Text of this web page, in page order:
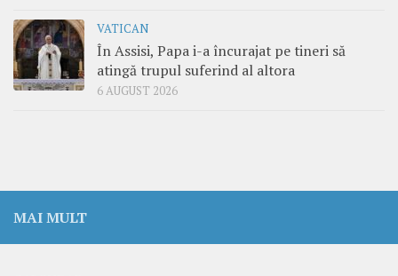
VATICAN
În Assisi, Papa i-a încurajat pe tineri să
atingă trupul suferind al altora
6 AUGUST 2026
MAI MULT